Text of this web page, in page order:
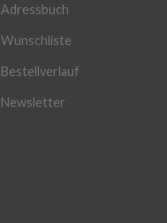
Adressbuch
Wunschliste
Bestellverlauf
Newsletter